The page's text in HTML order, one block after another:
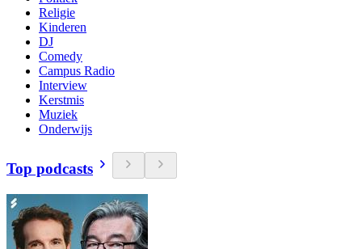
Religie
Kinderen
DJ
Comedy
Campus Radio
Interview
Kerstmis
Muziek
Onderwijs
Top podcasts